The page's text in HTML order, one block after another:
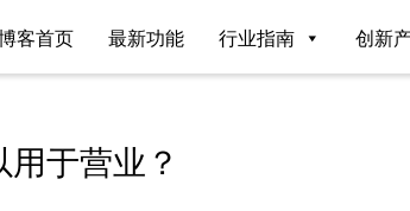
客首页 最新功能 行业指南 创新
于营业？